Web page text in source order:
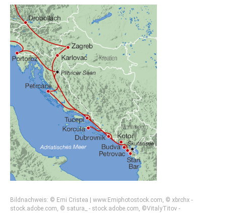
Bildnachweis: © Emi Cristea | www.Emiphotostock.com, © xbrchx -
stock.adobe.com, © satura_ - stock.adobe.com, ©VitalyTitov -